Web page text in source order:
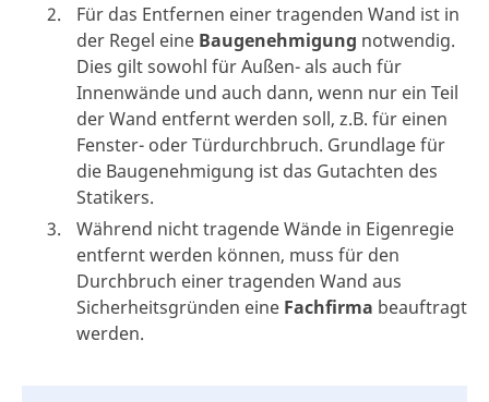
Für das Entfernen einer tragenden Wand ist in
der Regel eine Baugenehmigung notwendig.
Dies gilt sowohl für Außen- als auch für
Innenwände und auch dann, wenn nur ein Teil
der Wand entfernt werden soll, z.B. für einen
Fenster- oder Türdurchbruch. Grundlage für
die Baugenehmigung ist das Gutachten des
Statikers.
Während nicht tragende Wände in Eigenregie
entfernt werden können, muss für den
Durchbruch einer tragenden Wand aus
Sicherheitsgründen eine Fachfirma beauftragt
werden.